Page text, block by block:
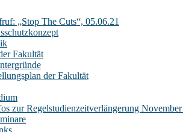
„Stop The Cuts“, 05.06.21
Fakultät
der Fakultät
zur Regelstudienzeitverlängerung